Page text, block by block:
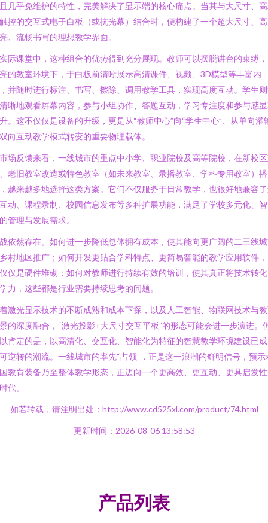
几乎免维护的特性，完美解决了显示端的核心痛点。当其与大尺寸、
控的交互式电子白板（或抗光幕）结合时，便构建了一个超大尺寸、
、流畅书写的理想教学界面。
际课堂中，这种组合的优势得到充分展现。教师可以摆脱讲台的束缚
的教室环境下，于白板前清晰展示高清课件、视频、3D模型等丰富内
并随时进行标注、书写、擦除、调用教学工具，实现高度互动。学生
晰地观看屏幕内容，参与小组协作、答题互动，学习专注度和参与感
。这不仅仅是设备的升级，更是从“教师中心”向“学生中心”、从单向灌
向互动教学模式转变的重要物理载体。
场反馈来看，一线城市的重点中小学、职业院校及高等院校，在新校
老旧教室改造或特色教室（如未来教室、录播教室、学科专用教室）
越来越多地选择这类方案。它们不仅服务于日常教学，也很好地兼容
动、课程录制、校园信息发布等多种扩展功能，满足了学校多元化、
管理与发展需求。
依然存在。如何进一步降低总体拥有成本，使其能向更广阔的二三线
村地区推广；如何开发更贴合学科特点、更简易智能的教学应用软件
仅是硬件堆砌；如何对教师进行持续有效的培训，使其真正将技术转
力，这些都是行业需要持续思考的问题。
激光显示技术的不断成熟和成本下探，以及人工智能、物联网技术与
的深度融合，“激光投影+大尺寸交互平板”的形态可能会进一步演进。
肯定的是，以高清化、交互化、智能化为特征的智慧教学环境建设已
逆转的潮流。一线城市的率先“占领”，正是这一浪潮的鲜明信号，预示
教育装备乃至整体教学形态，正迈向一个更高效、更互动、更具启发
代。
如若转载，请注明出处：http://www.cd525xl.com/product/74.html
更新时间：2026-08-06 13:58:53
产品列表